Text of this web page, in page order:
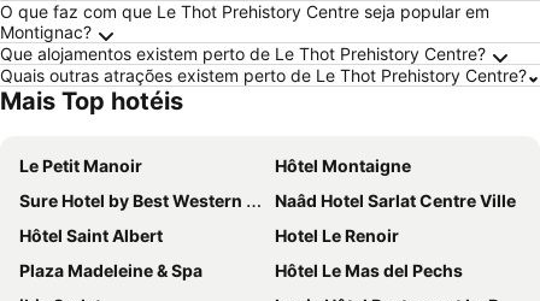
O que faz com que Le Thot Prehistory Centre seja popular em
Montignac?
Que alojamentos existem perto de Le Thot Prehistory Centre?
Quais outras atrações existem perto de Le Thot Prehistory Centre?
Mais Top hotéis
Le Petit Manoir
Hôtel Montaigne
Sure Hotel by Best Western Sarlat-la-Caneda
Naâd Hotel Sarlat Centre Ville
Hôtel Saint Albert
Hotel Le Renoir
Plaza Madeleine & Spa
Hôtel Le Mas del Pechs